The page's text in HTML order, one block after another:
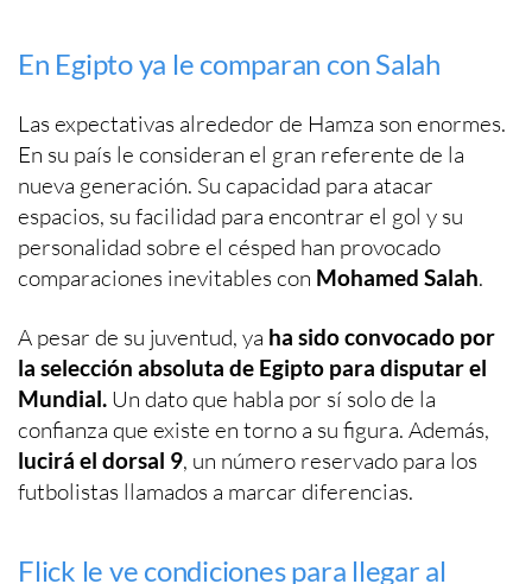
En Egipto ya le comparan con Salah
Las expectativas alrededor de Hamza son enormes.
En su país le consideran el gran referente de la
nueva generación. Su capacidad para atacar
espacios, su facilidad para encontrar el gol y su
personalidad sobre el césped han provocado
comparaciones inevitables con Mohamed Salah.
A pesar de su juventud, ya ha sido convocado por
la selección absoluta de Egipto para disputar el
Mundial. Un dato que habla por sí solo de la
confianza que existe en torno a su figura. Además,
lucirá el dorsal 9, un número reservado para los
futbolistas llamados a marcar diferencias.
Flick le ve condiciones para llegar al